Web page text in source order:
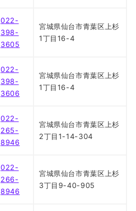
022-
398-
3605
宮城県仙台市青葉区上杉
1丁目16-4
022-
398-
3606
宮城県仙台市青葉区上杉
1丁目16-4
022-
265-
8946
宮城県仙台市青葉区上杉
2丁目1-14-304
022-
266-
8946
宮城県仙台市青葉区上杉
3丁目9-40-905